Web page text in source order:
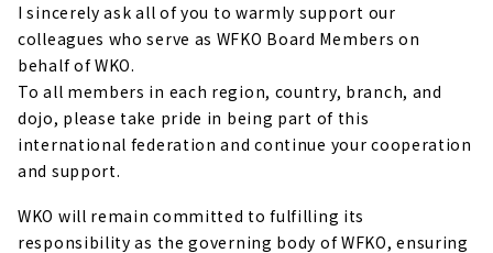
I sincerely ask all of you to warmly support our
colleagues who serve as WFKO Board Members on
behalf of WKO.
To all members in each region, country, branch, and
dojo, please take pride in being part of this
international federation and continue your cooperation
and support.
WKO will remain committed to fulfilling its
responsibility as the governing body of WFKO, ensuring